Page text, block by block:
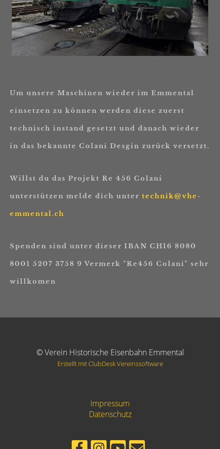
Um unsere Maschinen wieder im Emmental
einsetzen zu können werden diese zuerst
technisch instand gesetzt und danach wieder
in das bekannte Colani Desgin zurück versetzt.
Willst du das Projekt Re 456 Colani
unterstützen melde dich unter technik@vhe-
emmental.ch
Spenden sind unter dieser IBAN CH16 8080
8001 5207 3758 9 Vermerk "Re456 Colani" sehr
willkomen
© Verein Historische Eisenbahn Emmental
Erstellt mit ClubDesk Vereinssoftware
Impressum
Datenschutz